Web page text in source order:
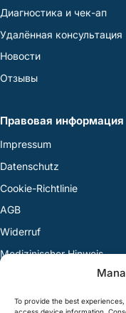
To provide the best
Диагностика и чек-ап
Удалённая консультация
Новости
Отзывы
Правовая информация
Impressum
Datenschutz
Cookie-Richtlinie
AGB
Widerruf
Medizinischer Hinweis